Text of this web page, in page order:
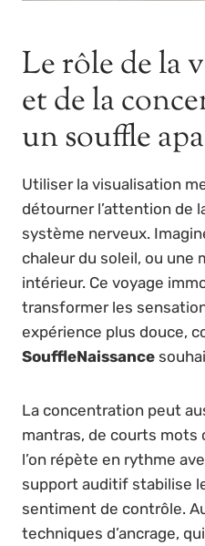
Le rôle de la
et de la
un souffle
Utiliser la visualisation
détourner l’attention de
système nerveux.
chaleur du soleil, ou une
intérieur. Ce voyage
transformer les
expérience plus douce,
SouffleNaissance
La concentration peut
mantras, de courts mots
l’on répète en rythme
support auditif stabilise
sentiment de contrôle.
techniques d’ancrage,